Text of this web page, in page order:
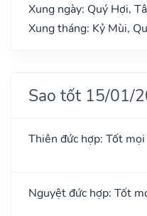
Xung ngày: Quý Hợi,
Xung tháng: Kỷ Mùi,
Sao tốt 15/01/
Thiên đức hợp: Tốt
Nguyệt đức hợp: Tốt